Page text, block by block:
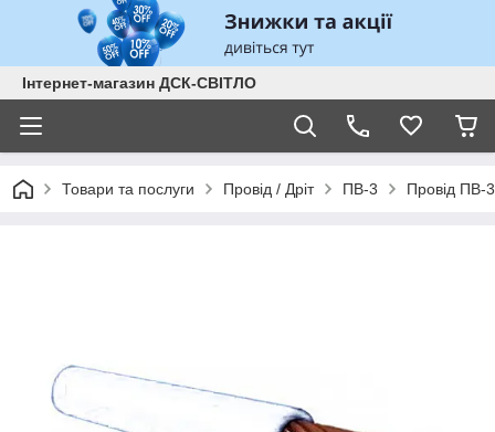
Інтернет-магазин ДСК-СВІТЛО
Товари та послуги Провід / Дріт ПВ-3 Провід ПВ-